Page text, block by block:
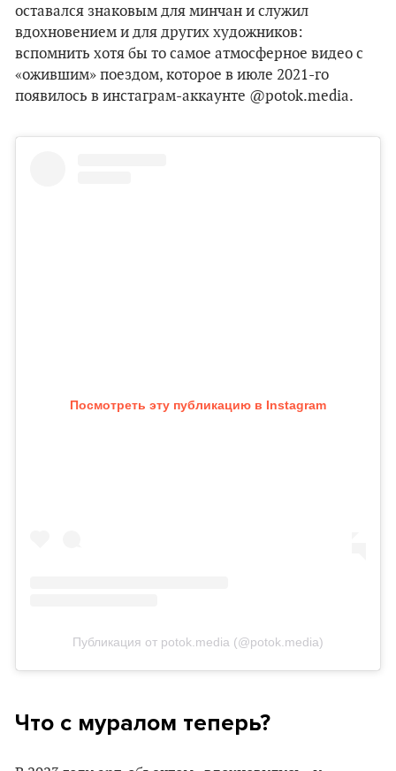
оставался знаковым для минчан и служил
вдохновением и для других художников:
вспомнить хотя бы то самое атмосферное видео с
«ожившим» поездом, которое в июле 2021-го
появилось в инстаграм-аккаунте @potok.media.
Посмотреть эту публикацию в Instagram
Публикация от potok.media (@potok.media)
Что с муралом теперь?